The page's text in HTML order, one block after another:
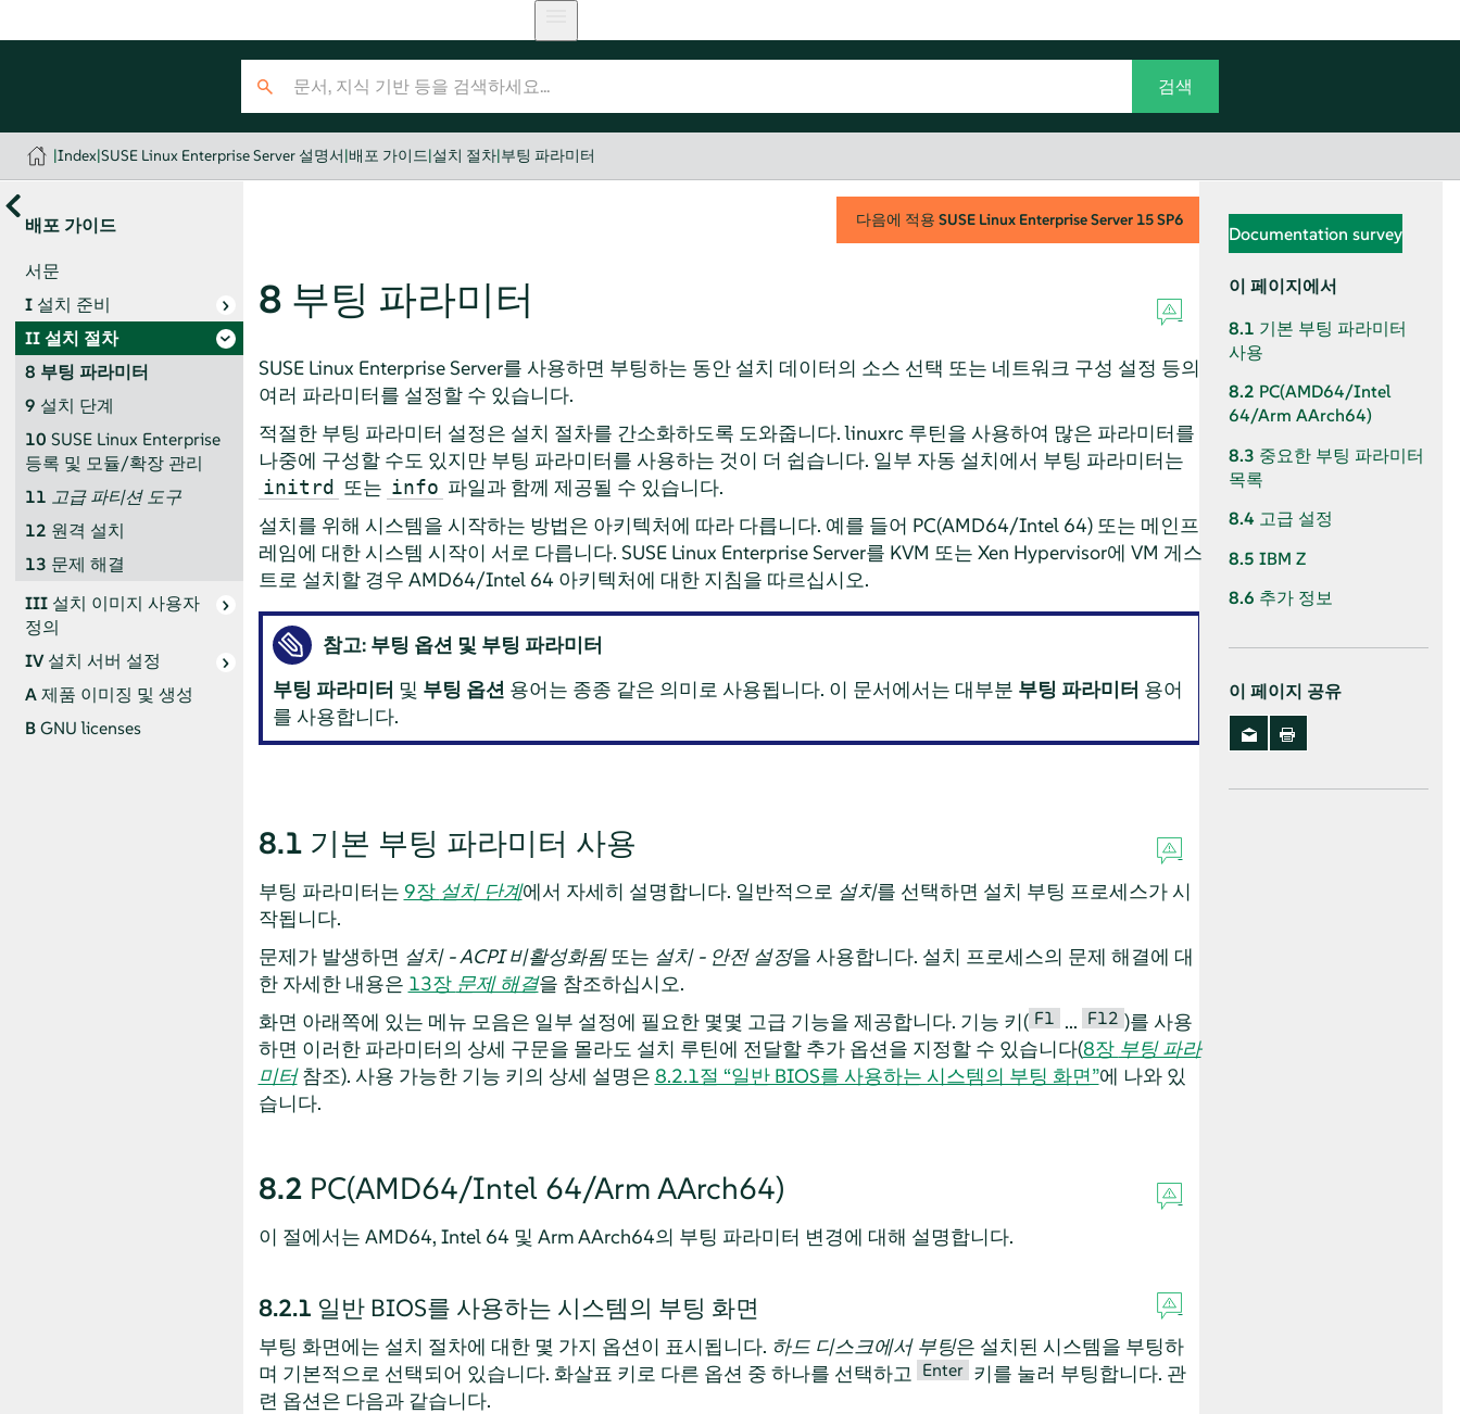
|Index|SUSE Linux Enterprise Server 설명서|배포 가이드|설치 절차|부팅 파라미터
배포 가이드
서문
I 설치 준비
II설치 절차
8 부팅 파라미터
9 설치 단계
10 SUSE Linux Enterprise
등록 및 모듈/확장 관리
11 고급 파티션 도구
12 원격 설치
13 문제 해결
III 설치 이미지 사용자
정의
IV설치 서버 설정
A제품 이미징 및 생성
BGNU licenses
다음에 적용 SUSE Linux Enterprise Server 15 SP6
8 부팅 파라미터
SUSE Linux Enterprise Server를 사용하면 부팅하는 동안 설치 데이터의 소스 선택 또는 네트워크 구성 설정 등의
여러 파라미터를 설정할 수 있습니다.
적절한 부팅 파라미터 설정은 설치 절차를 간소화하도록 도와줍니다. linuxrc 루틴을 사용하여 많은 파라미터를
나중에 구성할 수도 있지만 부팅 파라미터를 사용하는 것이 더 쉽습니다. 일부 자동 설치에서 부팅 파라미터는
initrd 또는 info 파일과 함께 제공될 수 있습니다.
설치를 위해 시스템을 시작하는 방법은 아키텍처에 따라 다릅니다. 예를 들어 PC(AMD64/Intel 64) 또는 메인프
레임에 대한 시스템 시작이 서로 다릅니다. SUSE Linux Enterprise Server를 KVM 또는 Xen Hypervisor에 VM 게스
트로 설치할 경우 AMD64/Intel 64 아키텍처에 대한 지침을 따르십시오.
참고: 부팅 옵션 및 부팅 파라미터
부팅 파라미터 및 부팅 옵션 용어는 종종 같은 의미로 사용됩니다. 이 문서에서는 대부분 부팅 파라미터 용어
를 사용합니다.
8.1 기본 부팅 파라미터 사용
부팅 파라미터는 9장 설치 단계에서 자세히 설명합니다. 일반적으로 설치를 선택하면 설치 부팅 프로세스가 시
작됩니다.
문제가 발생하면 설치 - ACPI 비활성화됨또는 설치 - 안전 설정을 사용합니다. 설치 프로세스의 문제 해결에 대
한 자세한 내용은 13장 문제 해결을 참조하십시오.
화면 아래쪽에 있는 메뉴 모음은 일부 설정에 필요한 몇몇 고급 기능을 제공합니다. 기능 키( F1 ... F12 )를 사용
하면 이러한 파라미터의 상세 구문을 몰라도 설치 루틴에 전달할 추가 옵션을 지정할 수 있습니다(8장 부팅 파라
미터참조). 사용 가능한 기능 키의 상세 설명은 8.2.1절 “일반 BIOS를 사용하는 시스템의 부팅 화면”에 나와 있
습니다.
8.2 PC(AMD64/Intel 64/Arm AArch64)
이 절에서는 AMD64, Intel 64 및 Arm AArch64의 부팅 파라미터 변경에 대해 설명합니다.
8.2.1 일반 BIOS를 사용하는 시스템의 부팅 화면
부팅 화면에는 설치 절차에 대한 몇 가지 옵션이 표시됩니다. 하드 디스크에서 부팅은 설치된 시스템을 부팅하
며 기본적으로 선택되어 있습니다. 화살표 키로 다른 옵션 중 하나를 선택하고 Enter 키를 눌러 부팅합니다. 관
련 옵션은 다음과 같습니다.
Documentation survey
이 페이지에서
8.1 기본 부팅 파라미터
사용
8.2 PC(AMD64/Intel
64/Arm AArch64)
8.3 중요한 부팅 파라미터
목록
8.4 고급 설정
8.5 IBM Z
8.6 추가 정보
이 페이지 공유